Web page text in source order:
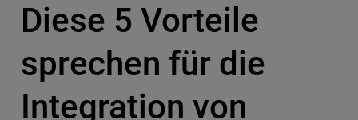
Diese 5 Vorteile
sprechen für die
Integration von